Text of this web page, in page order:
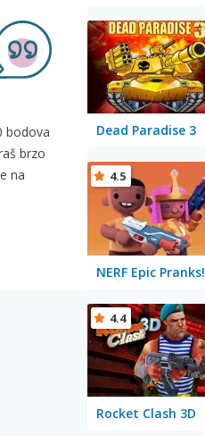
bodova
brzo
na
Dead Paradise 3
NERF Epic Pranks!
4.5
Rocket Clash 3D
4.4